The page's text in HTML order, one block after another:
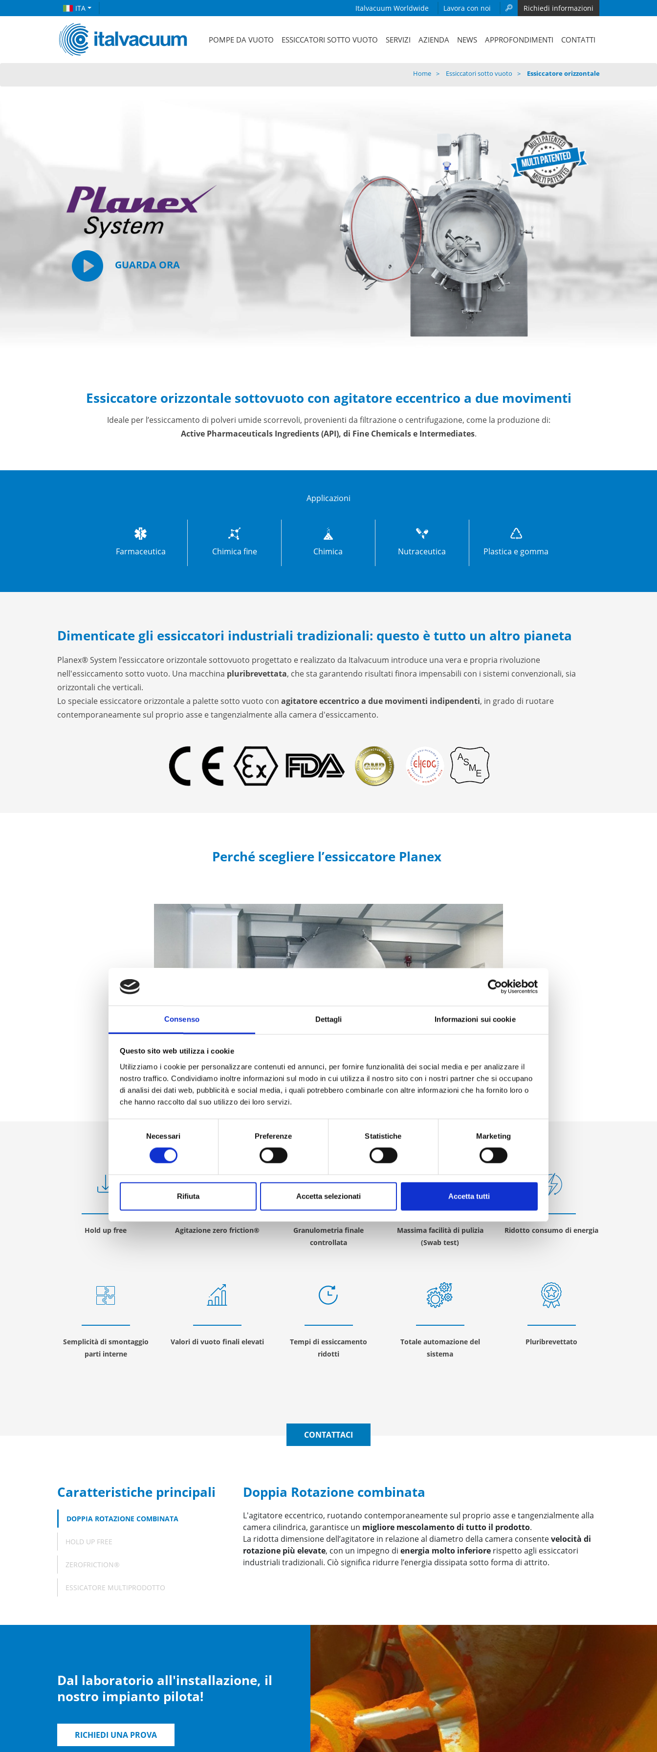
Consenso Dettagli Informazioni sui cookie
Questo sito web utilizza i cookie
Utilizziamo i cookie per personalizzare contenuti ed annunci, per fornire funzionalità dei social media e per analizzare il
nostro traffico. Condividiamo inoltre informazioni sul modo in cui utilizza il nostro sito con i nostri partner che si occupano
di analisi dei dati web, pubblicità e social media, i quali potrebbero combinarle con altre informazioni che ha fornito loro o
che hanno raccolto dal suo utilizzo dei loro servizi.
Necessari Preferenze Statistiche Marketing
Rifiuta Accetta selezionati Accetta tutti
Richiedi informazioni
Lavora con noi
Italvacuum Worldwide
ITA
POMPE DA VUOTO ESSICCATORI SOTTO VUOTO SERVIZI AZIENDA NEWS APPROFONDIMENTI CONTATTI
Home Essiccatori sotto vuoto Essiccatore orizzontale
GUARDA ORA
Essiccatore orizzontale sottovuoto con agitatore eccentrico a due movimenti
Ideale per l’essiccamento di polveri umide scorrevoli, provenienti da filtrazione o centrifugazione, come la produzione di:
Active Pharmaceuticals Ingredients (API), di Fine Chemicals e Intermediates.
Applicazioni
Farmaceutica Chimica fine Chimica Nutraceutica Plastica e gomma
Dimenticate gli essiccatori industriali tradizionali: questo è tutto un altro pianeta
Planex® System l’essiccatore orizzontale sottovuoto progettato e realizzato da Italvacuum introduce una vera e propria rivoluzione
nell'essiccamento sotto vuoto. Una macchina pluribrevettata, che sta garantendo risultati finora impensabili con i sistemi convenzionali, sia
orizzontali che verticali.
Lo speciale essiccatore orizzontale a palette sotto vuoto con agitatore eccentrico a due movimenti indipendenti, in grado di ruotare
contemporaneamente sul proprio asse e tangenzialmente alla camera d'essiccamento.
Perché scegliere l’essiccatore Planex
Hold up free Agitazione zero friction®
Granulometria finale
controllata
Massima facilità di pulizia
(Swab test)
Ridotto consumo di energia
Semplicità di smontaggio
parti interne
Valori di vuoto finali elevati
Tempi di essiccamento
ridotti
Totale automazione del
sistema
Pluribrevettato
CONTATTACI
Caratteristiche principali
DOPPIA ROTAZIONE COMBINATA
HOLD UP FREE
ZEROFRICTION®
ESSICATORE MULTIPRODOTTO
Doppia Rotazione combinata
L'agitatore eccentrico, ruotando contemporaneamente sul proprio asse e tangenzialmente alla
camera cilindrica, garantisce un migliore mescolamento di tutto il prodotto.
La ridotta dimensione dell’agitatore in relazione al diametro della camera consentevelocità di
rotazione più elevate, con un impegno di energia molto inferiore rispetto agli essiccatori
industriali tradizionali. Ciò significa ridurre l’energia dissipata sotto forma di attrito.
Dal laboratorio all'installazione, il
nostro impianto pilota!
RICHIEDI UNA PROVA